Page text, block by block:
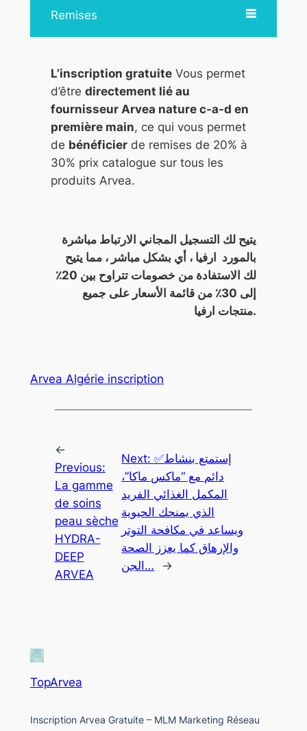
Remises
L’inscription gratuiteVous permet
d’être directement lié au
fournisseur Arvea nature c-a-d en
première main, ce qui vous permet
de bénéficierde remises de 20% à
30% prix catalogue sur tous les
produits Arvea.
يتيح لك التسجيل المجاني الارتباط مباشرة
بالمورد ارفيا ، أي بشكل مباشر ، مما يتيح
لك الاستفادة من خصومات تتراوح بين 20٪
إلى 30٪ من قائمة الأسعار على جميع
منتجات ارفيا.
Arvea Algérie inscription
←
Previous:
La gamme
de soins
peau sèche
HYDRA-
DEEP
ARVEA
Next:✅إستمتع بنشاط
دائم مع “ماكس ماكا”،
المكمل الغذائي الفريد
الذي يمنحك الحيوية
ويساعد في مكافحة التوتر
والإرهاق كما يعزز الصحة
الجن…
→
TopArvea
Inscription Arvea Gratuite – MLM Marketing Réseau